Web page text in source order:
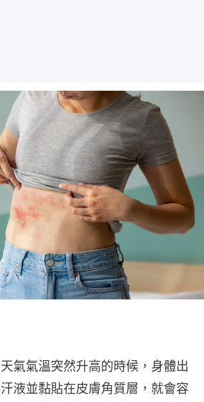
氣氣溫突然升高的時候，身體出
液並黏貼在皮膚角質層，就會容